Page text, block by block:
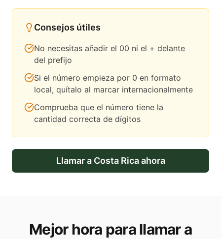
Consejos útiles
No necesitas añadir el 00 ni el + delante
del prefijo
Si el número empieza por 0 en formato
local, quítalo al marcar internacionalmente
Comprueba que el número tiene la
cantidad correcta de dígitos
Llamar a Costa Ricaahora
Mejor hora para llamar a